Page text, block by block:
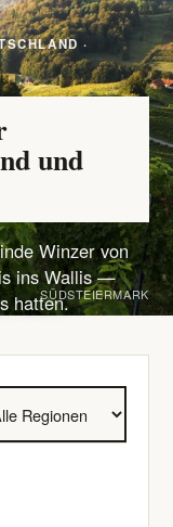
·
und
Winzer von
ins Wallis —
hatten.SÜDSTEIERMARK